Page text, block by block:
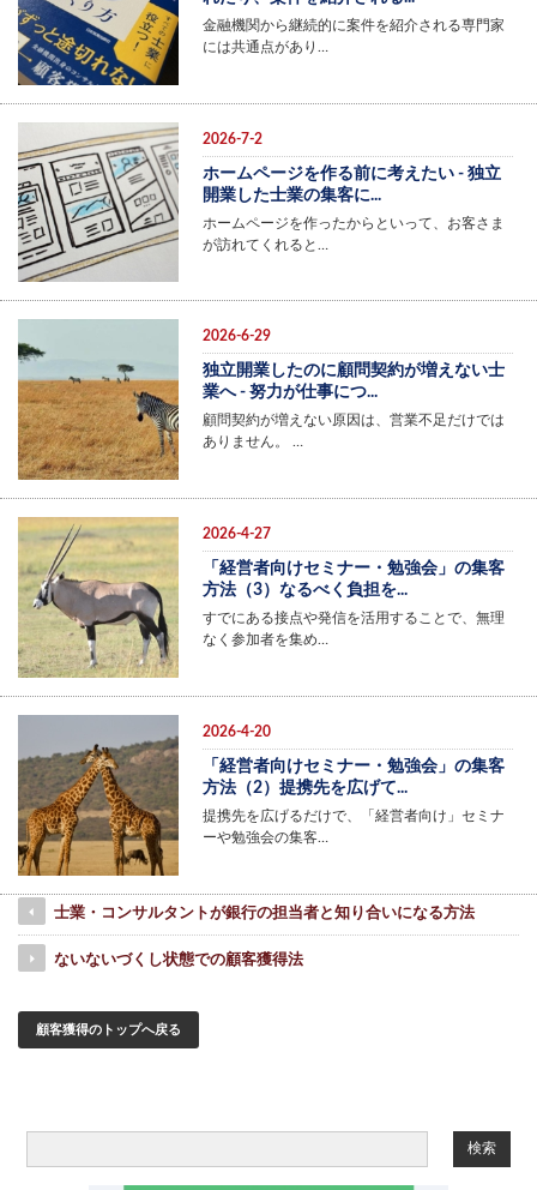
金融機関から継続的に案件を紹介される専門家
には共通点があり…
2026-7-2
ホームページを作る前に考えたい - 独立
開業した士業の集客に...
ホームページを作ったからといって、お客さま
が訪れてくれると…
2026-6-29
独立開業したのに顧問契約が増えない士
業へ - 努力が仕事につ...
顧問契約が増えない原因は、営業不足だけでは
ありません。 …
2026-4-27
「経営者向けセミナー・勉強会」の集客
方法（3）なるべく負担を...
すでにある接点や発信を活用することで、無理
なく参加者を集め…
2026-4-20
「経営者向けセミナー・勉強会」の集客
方法（2）提携先を広げて...
提携先を広げるだけで、「経営者向け」セミナ
ーや勉強会の集客…
士業・コンサルタントが銀行の担当者と知り合いになる方法
ないないづくし状態での顧客獲得法
顧客獲得のトップへ戻る